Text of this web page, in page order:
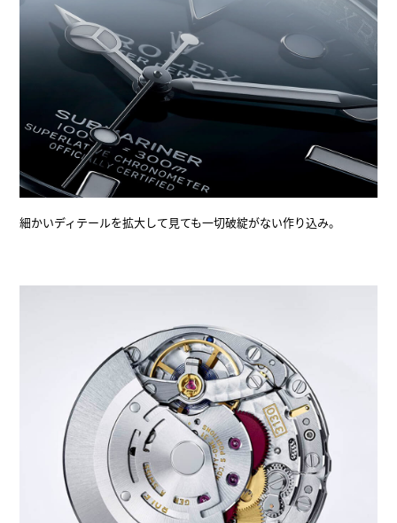
細かいディテールを拡大して見ても一切破綻がない作り込み。